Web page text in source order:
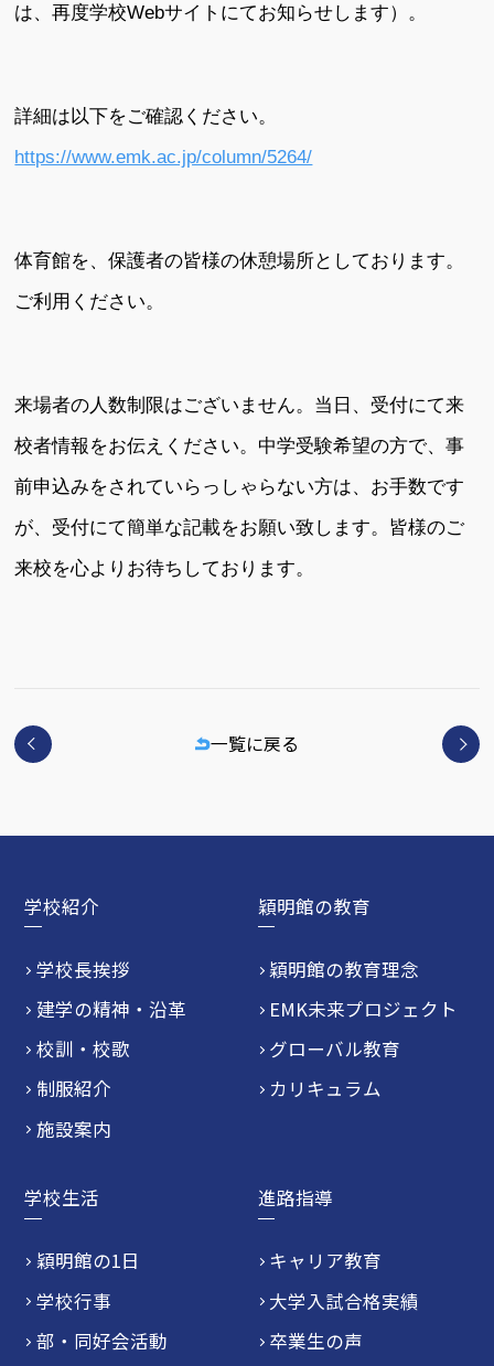
は、再度学校Webサイトにてお知らせします）。
詳細は以下をご確認ください。
https://www.emk.ac.jp/column/5264/
体育館を、保護者の皆様の休憩場所としております。
ご利用ください。
来場者の人数制限はございません。当日、受付にて来
校者情報をお伝えください。中学受験希望の方で、事
前申込みをされていらっしゃらない方は、お手数です
が、受付にて簡単な記載をお願い致します。皆様のご
来校を心よりお待ちしております。
一覧に戻る
学校紹介
学校長挨拶
建学の精神・沿革
校訓・校歌
制服紹介
施設案内
穎明館の教育
穎明館の教育理念
EMK未来プロジェクト
グローバル教育
カリキュラム
学校生活
穎明館の1日
学校行事
部・同好会活動
進路指導
キャリア教育
大学入試合格実績
卒業生の声